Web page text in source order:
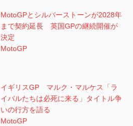
MotoGPとシルバーストーンが2028年
まで契約延長 英国GPの継続開催が
決定
MotoGP
イギリスGP マルク・マルケス「ラ
イバルたちは必死に来る」タイトル争
いの行方を語る
MotoGP